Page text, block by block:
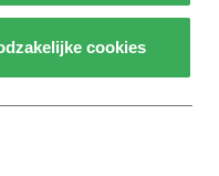
cookies
door: